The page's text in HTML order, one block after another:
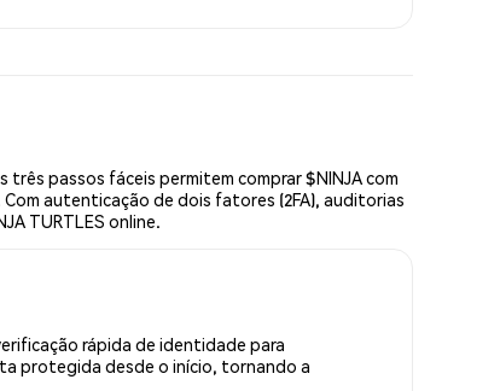
três passos fáceis permitem comprar $NINJA com
autenticação de dois fatores (2FA), auditorias
TURTLES online.
rápida de identidade para
protegida desde o início, tornando a